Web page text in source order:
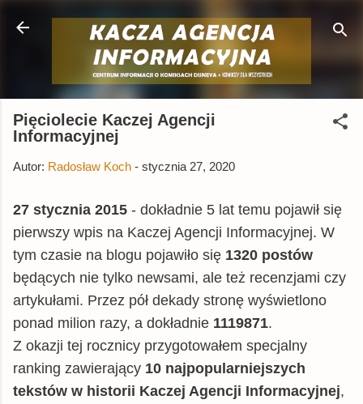
Przejdź do głównej zawartości
Pięciolecie Kaczej Agencji
Informacyjnej
Autor: Radosław Koch - stycznia 27, 2020
27 stycznia 2015 - dokładnie 5 lat temu pojawił się
pierwszy wpis na Kaczej Agencji Informacyjnej. W
tym czasie na blogu pojawiło się 1320 postów
będących nie tylko newsami, ale też recenzjami czy
artykułami. Przez pół dekady stronę wyświetlono
ponad milion razy, a dokładnie 1119871.
Z okazji tej rocznicy przygotowałem specjalny
ranking zawierający 10 najpopularniejszych
tekstów w historii Kaczej Agencji Informacyjnej,